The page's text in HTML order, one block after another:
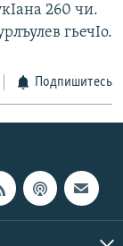
260 чи.
гьечIо.
Подпишитесь